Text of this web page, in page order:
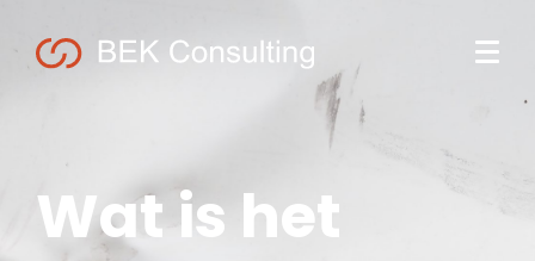
Wat is het